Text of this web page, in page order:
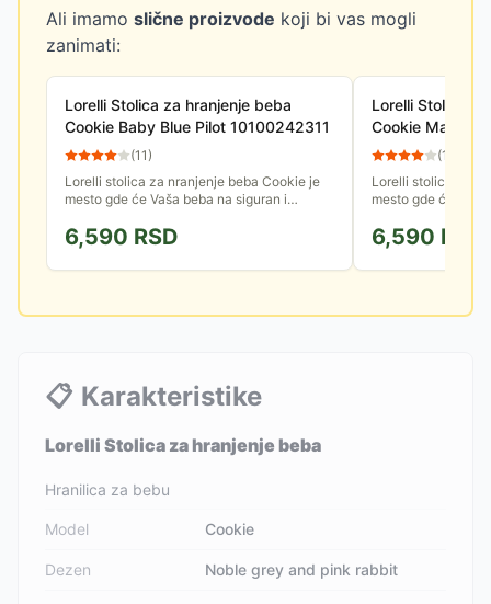
Ali imamo slične proizvode koji bi vas mogli
zanimati:
Lorelli Stolica za hranjenje beba
Cookie Baby Blue Pilot 10100242311
(11)
Lorelli stolica za nranjenje beba Cookie je
mesto gde će Vaša beba na siguran i
samostalno hrani, a materijali...
6,590 RSD
Lorelli Stolica
Cookie Marble
10100242313
(12
Lorelli stolica za
mesto gde će
samostalno hrani,
6,590 RSD
📋 Karakteristike
Lorelli Stolica za hranjenje beba
Hranilica za bebu
Model Cookie
Dezen Noble grey and pink rabbit